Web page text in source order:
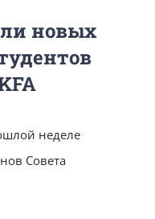
новых
неделе
Совета